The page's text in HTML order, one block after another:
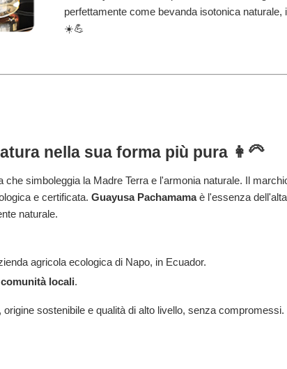
perfettamente come bevanda isotonica
☀️💪
nella sua forma più pura 👩‍🦳
simboleggia la Madre Terra e l'armonia naturale. Il
e certificata. Guayusa Pachamamaè l'essenza dell'alta
naturale.
agricola ecologica di Napo, in Ecuador.
locali.
sostenibile e qualità di alto livello, senza compromessi.